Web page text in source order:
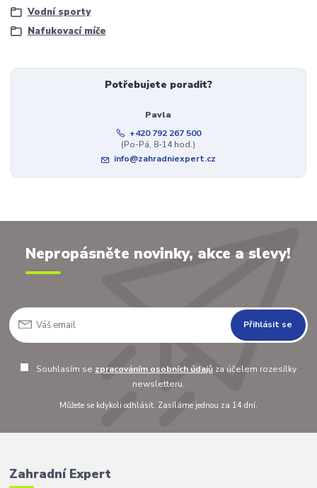
Vodní sporty
Nafukovací míče
Potřebujete poradit?
Pavla
+420 792 267 500
(Po-Pá, 8-14 hod.)
info@zahradniexpert.cz
Nepropásněte novinky, akce a slevy!
Přihlásit se
Souhlasím se zpracováním osobních údajů za účelem rozesílky
newsletteru.
Můžete se kdykoli odhlásit. Zasíláme jednou za 14 dní.
Zahradní Expert